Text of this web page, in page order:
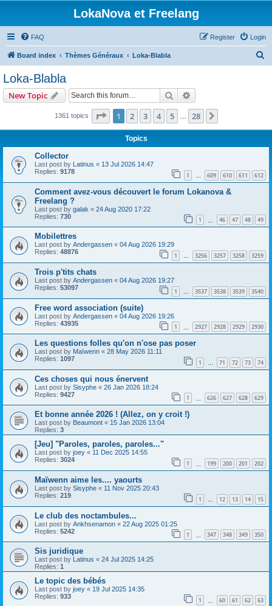
LokaNova et Freelang
FAQ Login
Register
Board index Thèmes Généraux Loka-Blabla
Loka-Blabla
New Topic Search
1361 topics Page 1of 28
1 2 3 4 5 28
Topics
Collector
Last post by Latinus « 13 Jul 2026 14:47
Replies: 9178 1 … 609 610 611 612
Comment avez-vous découvert le forum Lokanova &
Freelang ?
Last post by galak « 24 Aug 2020 17:22
Replies: 730 1 46 47 48 49
Mobilettres
Last post by Andergassen « 04 Aug 2026 19:29
Replies: 48876 1 … 3256 3257 3258 3259
Trois p'tits chats
Last post by Andergassen « 04 Aug 2026 19:27
Replies: 53097 1 … 3537 3538 3539 3540
Free word association (suite)
Last post by Andergassen « 04 Aug 2026 19:26
Replies: 43935 1 2927 2928 2929 2930
Les questions folles qu'on n'ose pas poser
Last post by Maïwenn « 28 May 2026 11:11
Replies: 1097 1 … 71 72 73 74
Ces choses qui nous énervent
Last post by Sisyphe « 26 Jan 2026 18:24
Replies: 9427 1 626 627 628 629
Et bonne année 2026 ! (Allez, on y croit !)
Last post by Beaumont « 15 Jan 2026 13:04
Replies: 3
[Jeu] "Paroles, paroles, paroles..."
Last post by joey « 11 Dec 2025 14:55
Replies: 3024 1 199 200 201 202
Maïwenn aime les.... yaourts
Last post by Sisyphe « 11 Nov 2025 20:43
Replies: 219 1 … 12 13 14 15
Le club des noctambules...
Last post by Ankhsenamon « 22 Aug 2025 01:25
Replies: 5242 1 347 348 349 350
Sis juridique
Last post by Latinus « 24 Jul 2025 14:25
Replies: 1
Le topic des bébés
Last post by joey « 19 Jul 2025 14:35
Replies: 933 1 60 61 62 63